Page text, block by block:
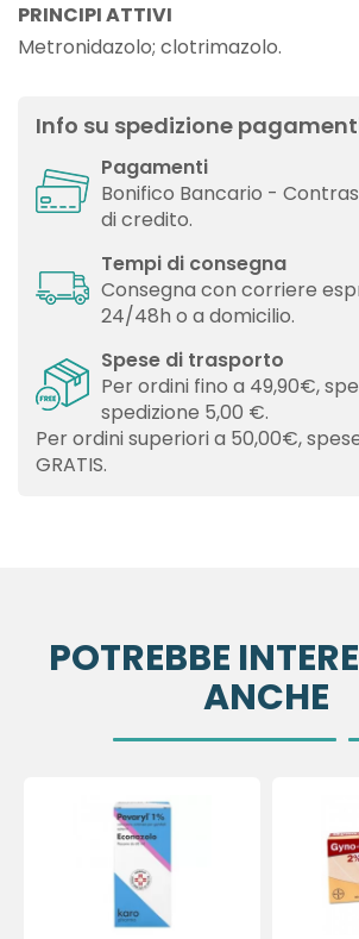
PRINCIPI ATTIVI
Metronidazolo; clotrimazolo.
Info su spedizione
Pagamenti
Bonifico Bancario -
di credito.
Tempi di consegna
Consegna con corriere
24/48h o a domicilio.
Spese di trasporto
Per ordini fino a 49,90€,
spedizione 5,00 €.
Per ordini superiori a 50,00€,
GRATIS.
POTREBBE
ANCHE